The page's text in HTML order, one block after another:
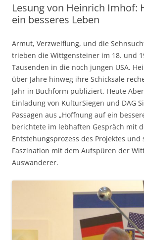
Lesung von Heinrich Imhof:
ein besseres Leben
Armut, Verzweiflung, und die
trieben die Wittgensteiner im 18. und
Tausenden in die noch jungen USA.
über Jahre hinweg ihre Schicksale
Jahr in Buchform publiziert. Heute
Einladung von KulturSiegen und DAG
Passagen aus „Hoffnung auf ein
berichtete im lebhaften Gespräch mit
Entstehungsprozess des Projektes
Faszination mit dem Aufspüren der
Auswanderer.